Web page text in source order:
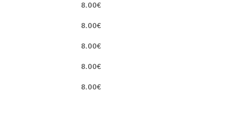
8.00€
8.00€
8.00€
8.00€
8.00€